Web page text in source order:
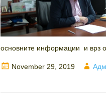
основните информации и врз
Posted
November 29, 2019